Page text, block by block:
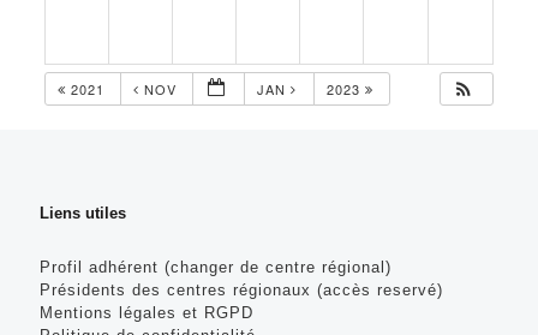
2021 NOV JAN 2023
Liens utiles
Profil adhérent (changer de centre régional)
Présidents des centres régionaux (accès reservé)
Mentions légales et RGPD